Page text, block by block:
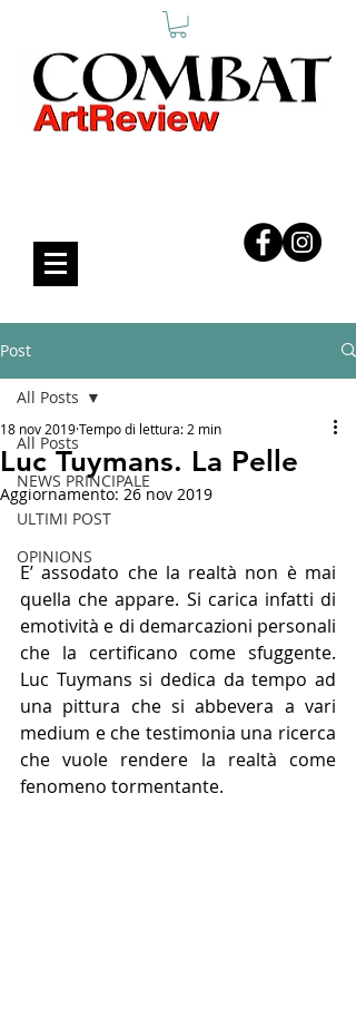
Post
All Posts
NEWS PRINCIPALE
ULTIMI POST
OPINIONS
All Posts
Luc Tuymans. La Pelle
18 nov 2019Tempo di lettura: 2 min
Aggiornamento: 26 nov 2019
E’ assodato che la realtà non è mai
quella che appare. Si carica infatti di
emotività e di demarcazioni personali
che la certificano come sfuggente.
Luc Tuymans si dedica da tempo ad
una pittura che si abbevera a vari
medium e che testimonia una ricerca
che vuole rendere la realtà come
fenomeno tormentante.